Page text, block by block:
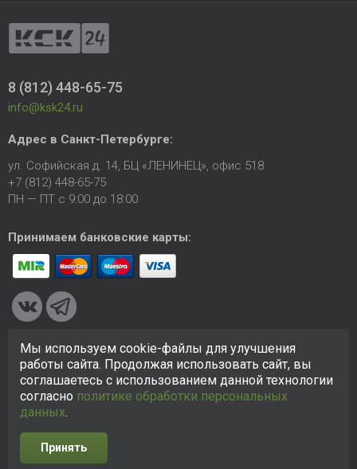
8 (812) 448-65-75
info@ksk24.ru
Адрес в Санкт-Петербурге:
ул. Софийская д. 14, БЦ «ЛЕНИНЕЦ», офис 518
+7 (812) 448-65-75
ПН — ПТ с 9:00 до 18:00
Принимаем банковские карты:
© 2005-2026 ООО «КСК». Сайтhttps://ksk24.ruсоздан
исключительно в информационных целях и любая информация
на сайте не является публичной офертой.Политика в
отношении персональных данных
Разработка сайта
Мы используем cookie-файлы для улучшения
работы сайта. Продолжая использовать сайт, вы
соглашаетесь с использованием данной технологии
согласно политике обработки персональных
данных.
Принять